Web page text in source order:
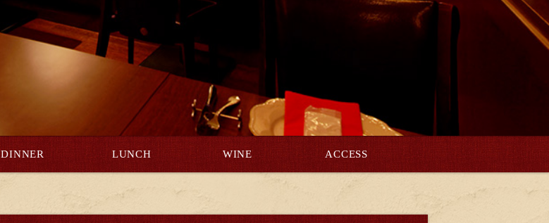
DINNER LUNCH WINE ACCESS